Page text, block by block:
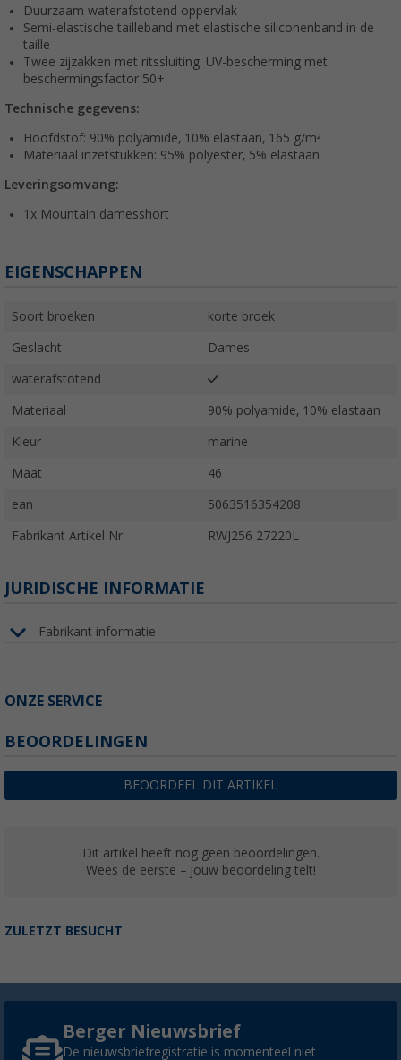
Duurzaam waterafstotend oppervlak
Semi-elastische tailleband met elastische siliconenband in de
taille
Twee zijzakken met ritssluiting. UV-bescherming met
beschermingsfactor 50+
Technische gegevens:
Hoofdstof: 90% polyamide, 10% elastaan, 165 g/m²
Materiaal inzetstukken: 95% polyester, 5% elastaan
Leveringsomvang:
1x Mountain damesshort
EIGENSCHAPPEN
Soort broeken korte broek
Geslacht Dames
waterafstotend
Materiaal 90% polyamide, 10% elastaan
Kleur marine
Maat 46
ean 5063516354208
Fabrikant Artikel Nr. RWJ256 27220L
JURIDISCHE INFORMATIE
Fabrikant informatie
ONZE SERVICE
BEOORDELINGEN
BEOORDEEL DIT ARTIKEL
Dit artikel heeft nog geen beoordelingen.
Wees de eerste – jouw beoordeling telt!
ZULETZT BESUCHT
Berger Nieuwsbrief
De nieuwsbriefregistratie is momenteel niet